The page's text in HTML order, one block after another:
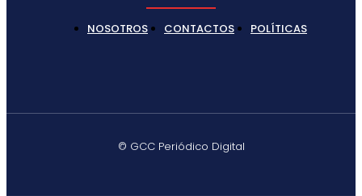
NOSOTROS CONTACTOS POLÍTICAS
© GCC Periódico Digital